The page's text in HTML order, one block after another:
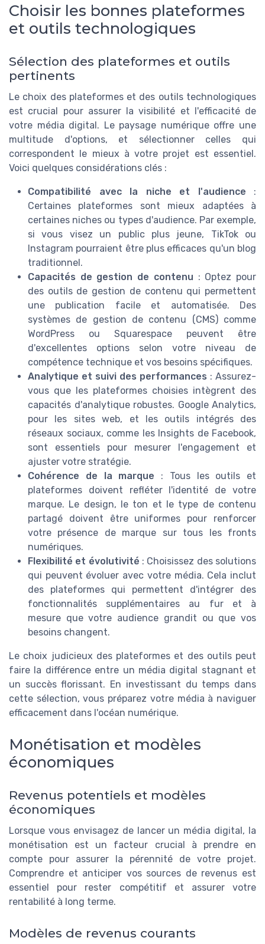
Choisir les bonnes plateformes
et outils technologiques
Sélection des plateformes et outils
pertinents
Le choix des plateformes et des outils technologiques
est crucial pour assurer la visibilité et l'efficacité de
votre média digital. Le paysage numérique offre une
multitude d'options, et sélectionner celles qui
correspondent le mieux à votre projet est essentiel.
Voici quelques considérations clés :
Compatibilité avec la niche et l'audience :
Certaines plateformes sont mieux adaptées à
certaines niches ou types d'audience. Par exemple,
si vous visez un public plus jeune, TikTok ou
Instagram pourraient être plus efficaces qu'un blog
traditionnel.
Capacités de gestion de contenu : Optez pour
des outils de gestion de contenu qui permettent
une publication facile et automatisée. Des
systèmes de gestion de contenu (CMS) comme
WordPress ou Squarespace peuvent être
d'excellentes options selon votre niveau de
compétence technique et vos besoins spécifiques.
Analytique et suivi des performances : Assurez-
vous que les plateformes choisies intègrent des
capacités d'analytique robustes. Google Analytics,
pour les sites web, et les outils intégrés des
réseaux sociaux, comme les Insights de Facebook,
sont essentiels pour mesurer l'engagement et
ajuster votre stratégie.
Cohérence de la marque : Tous les outils et
plateformes doivent refléter l'identité de votre
marque. Le design, le ton et le type de contenu
partagé doivent être uniformes pour renforcer
votre présence de marque sur tous les fronts
numériques.
Flexibilité et évolutivité : Choisissez des solutions
qui peuvent évoluer avec votre média. Cela inclut
des plateformes qui permettent d'intégrer des
fonctionnalités supplémentaires au fur et à
mesure que votre audience grandit ou que vos
besoins changent.
Le choix judicieux des plateformes et des outils peut
faire la différence entre un média digital stagnant et
un succès florissant. En investissant du temps dans
cette sélection, vous préparez votre média à naviguer
efficacement dans l'océan numérique.
Monétisation et modèles
économiques
Revenus potentiels et modèles
économiques
Lorsque vous envisagez de lancer un média digital, la
monétisation est un facteur crucial à prendre en
compte pour assurer la pérennité de votre projet.
Comprendre et anticiper vos sources de revenus est
essentiel pour rester compétitif et assurer votre
rentabilité à long terme.
Modèles de revenus courants